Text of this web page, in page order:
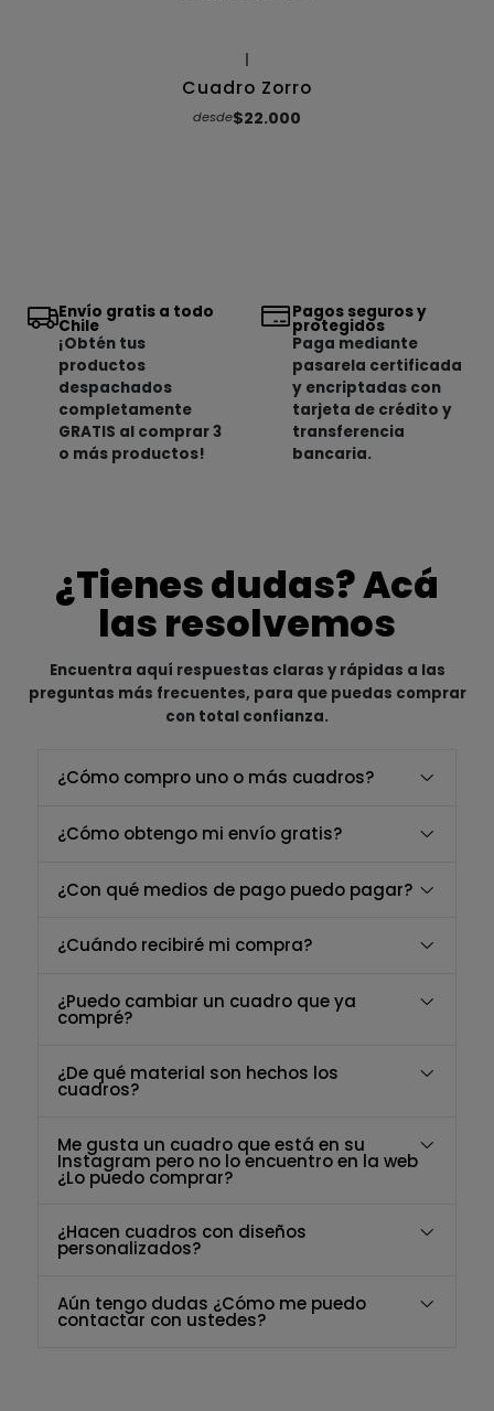
Cuadro Zorro
desde$22.000
Envío gratis a todo
Chile
¡Obtén tus
productos
despachados
completamente
GRATIS al comprar 3
o más productos!
Pagos seguros y
protegidos
Paga mediante
pasarela certificada
y encriptadas con
tarjeta de crédito y
transferencia
bancaria.
¿Tienes dudas? Acá
las resolvemos
Encuentra aquí respuestas claras y rápidas a las
preguntas más frecuentes, para que puedas comprar
con total confianza.
¿Cómo compro uno o más cuadros?
¿Cómo obtengo mi envío gratis?
¿Con qué medios de pago puedo pagar?
¿Cuándo recibiré mi compra?
¿Puedo cambiar un cuadro que ya
compré?
¿De qué material son hechos los
cuadros?
Me gusta un cuadro que está en su
Instagram pero no lo encuentro en la web
¿Lo puedo comprar?
¿Hacen cuadros con diseños
personalizados?
Aún tengo dudas ¿Cómo me puedo
contactar con ustedes?